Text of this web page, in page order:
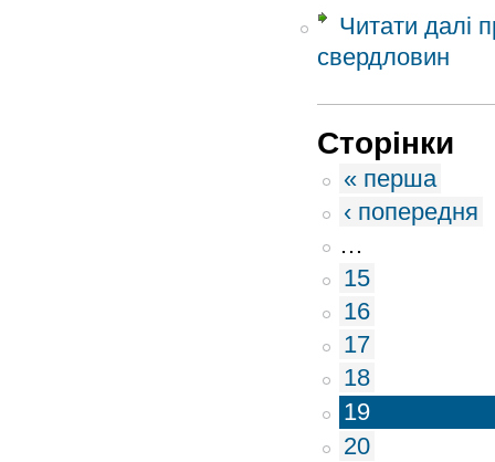
Читати далі
свердловин
Сторінки
« перша
‹ попередня
…
15
16
17
18
19
20